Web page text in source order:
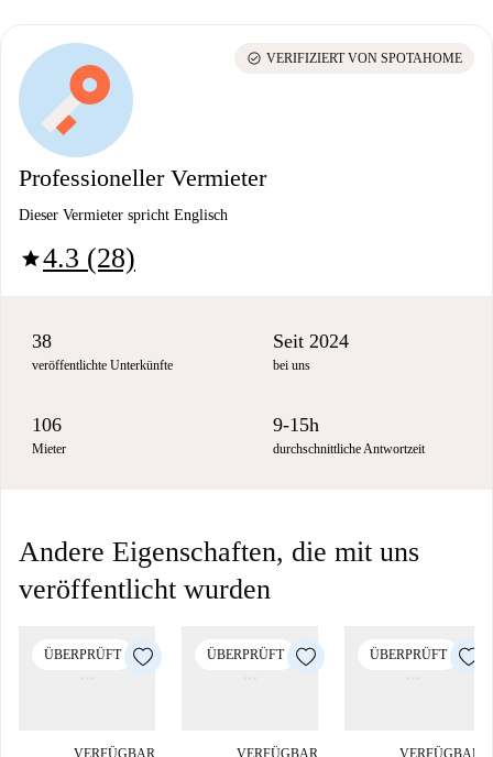
Professioneller Vermieter
Dieser Vermieter spricht Englisch
star4.3 (28)
check_circle VERIFIZIERT VON SPOTAHOME
38
veröffentlichte Unterkünfte
Seit 2024
bei uns
106
Mieter
9-15h
durchschnittliche Antwortzeit
Andere Eigenschaften, die mit uns
veröffentlicht wurden
ÜBERPRÜFT ÜBERPRÜFT ÜBERPRÜFT